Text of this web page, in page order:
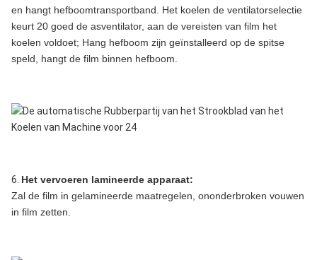
en hangt hefboomtransportband. Het koelen de ventilatorselectie
keurt 20 goed de asventilator, aan de vereisten van film het
koelen voldoet; Hang hefboom zijn geïnstalleerd op de spitse
speld, hangt de film binnen hefboom.
6. Het vervoeren lamineerde apparaat:
Zal de film in gelamineerde maatregelen, ononderbroken vouwen
in film zetten.